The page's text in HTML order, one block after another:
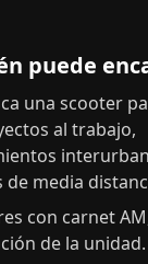
puede
una scooter
al trabajo,
de media
con carnet
de la unidad.